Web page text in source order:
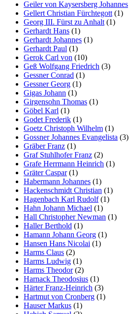
Geiler von Kaysersberg Johannes
Gellert Christian Fürchtegott (1)
Georg III. Fürst zu Anhalt (1)
Gerhardt Hans (1)
Gerhardt Johannes (1)
Gerhardt Paul (1)
Gerok Carl von (10)
Geß Wolfgang Friedrich (3)
Gessner Conrad (1)
Gessner Georg (1)
Gigas Johann (1)
Girgensohn Thomas (1)
Göbel Karl (1)
Godet Frederik (1)
Goetz Christoph Wilhelm (1)
Gossner Johannes Evangelista (3)
Gräber Franz (1)
Graf Stuhlhofer Franz (2)
Grafe Herrmann Heinrich (1)
Gräter Caspar(1)
Habermann Johannes (1)
Hackenschmidt Christian (1)
Hagenbach Karl Rudolf(1)
Hahn Johann Michael (1)
Hall Christopher Newman (1)
Haller Berthold (1)
Hamann Johann Georg (1)
Hansen Hans Nicolai (1)
Harms Claus (2)
Harms Ludwig (1)
Harms Theodor(2)
Harnack Theodosius (1)
Härter Franz-Heinrich (3)
Hartmut von Cronberg (1)
Hauser Markus (1)